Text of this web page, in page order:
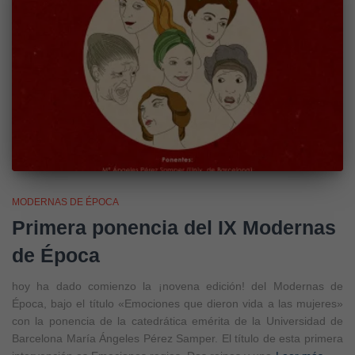
MODERNAS DE ÉPOCA
Primera ponencia del IX Modernas
de Época
hoy ha dado comienzo la ¡novena edición! del Modernas de
Época, bajo el título «Emociones que dieron vida a las mujeres»
con la ponencia de la catedrática emérita de la Universidad de
Barcelona María Ángeles Pérez Samper. El título de esta primera